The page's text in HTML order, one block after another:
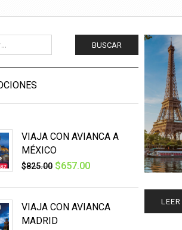
BUSCAR
VIAJA CON AVIANCA A
MÉXICO
$825.00 $657.00
VIAJA CON AVIANCA
MADRID